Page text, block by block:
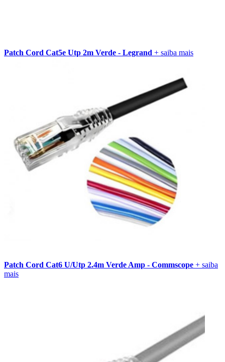
Patch Cord Cat5e Utp 2m Verde - Legrand + saiba mais
Patch Cord Cat6 U/Utp 2.4m Verde Amp - Commscope + saiba
mais